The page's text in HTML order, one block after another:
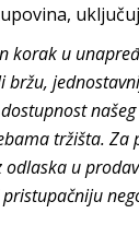
korak u
tržišta.
u